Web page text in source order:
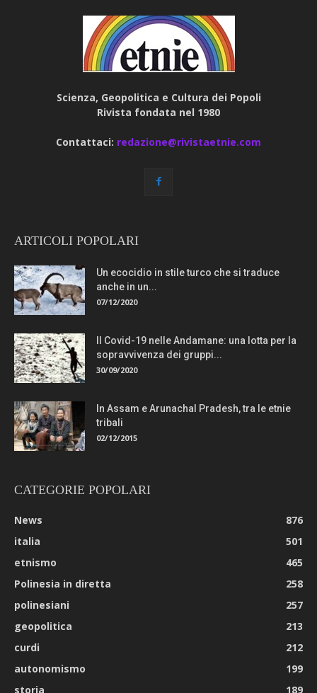
Scienza, Geopolitica e Cultura dei Popoli
Rivista fondata nel 1980
Contattaci: redazione@rivistaetnie.com
ARTICOLI POPOLARI
Un ecocidio in stile turco che si traduce
anche in un...
07/12/2020
Il Covid-19 nelle Andamane: una lotta per la
sopravvivenza dei gruppi...
30/09/2020
In Assam e Arunachal Pradesh, tra le etnie
tribali
02/12/2015
CATEGORIE POPOLARI
News
876
italia
501
etnismo
465
Polinesia in diretta
258
polinesiani
257
geopolitica
213
curdi
212
autonomismo
199
storia
189